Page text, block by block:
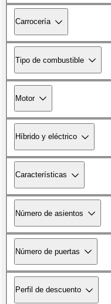
Carrocería
Tipo de combustible
Motor
Híbrido y eléctrico
Características
Número de asientos
Número de puertas
Perfil de descuento